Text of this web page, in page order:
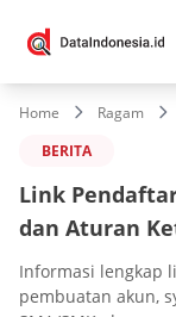
Home Ragam
BERITA
Link
dan Aturan
Informasi lengkap
pembuatan akun,